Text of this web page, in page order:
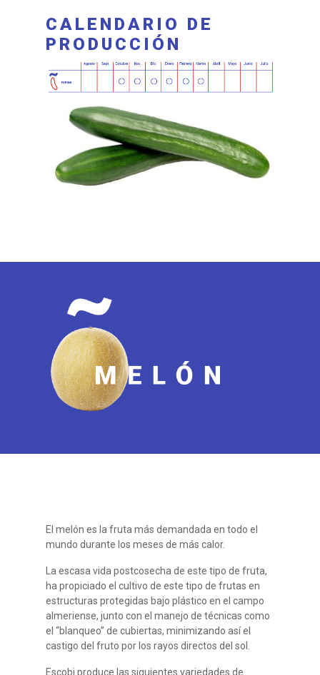
CALENDARIO DE
PRODUCCIÓN
El melón es la fruta más demandada en todo el
mundo durante los meses de más calor.
La escasa vida postcosecha de este tipo de fruta,
ha propiciado el cultivo de este tipo de frutas en
estructuras protegidas bajo plástico en el campo
almeriense, junto con el manejo de técnicas como
el “blanqueo” de cubiertas, minimizando así el
castigo del fruto por los rayos directos del sol.
Escobi produce las siguientes variedades de